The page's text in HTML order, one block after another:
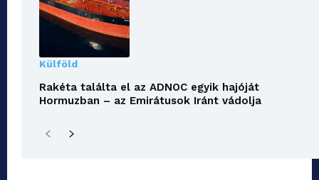
Külföld
Rakéta találta el az ADNOC egyik hajóját
Hormuzban – az Emirátusok Iránt vádolja